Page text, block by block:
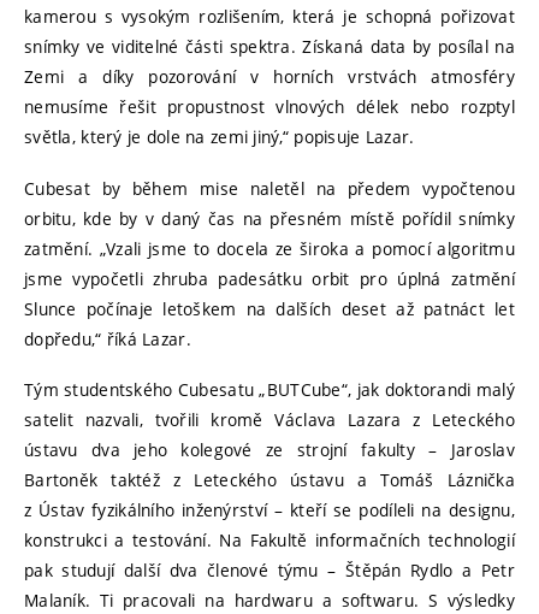
kamerou s vysokým rozlišením, která je schopná pořizovat
snímky ve viditelné části spektra. Získaná data by posílal na
Zemi a díky pozorování v horních vrstvách atmosféry
nemusíme řešit propustnost vlnových délek nebo rozptyl
světla, který je dole na zemi jiný,“ popisuje Lazar.
Cubesat by během mise naletěl na předem vypočtenou
orbitu, kde by v daný čas na přesném místě pořídil snímky
zatmění. „Vzali jsme to docela ze široka a pomocí algoritmu
jsme vypočetli zhruba padesátku orbit pro úplná zatmění
Slunce počínaje letoškem na dalších deset až patnáct let
dopředu,“ říká Lazar.
Tým studentského Cubesatu „BUTCube“, jak doktorandi malý
satelit nazvali, tvořili kromě Václava Lazara z Leteckého
ústavu dva jeho kolegové ze strojní fakulty – Jaroslav
Bartoněk taktéž z Leteckého ústavu a Tomáš Láznička
z Ústav fyzikálního inženýrství – kteří se podíleli na designu,
konstrukci a testování. Na Fakultě informačních technologií
pak studují další dva členové týmu – Štěpán Rydlo a Petr
Malaník. Ti pracovali na hardwaru a softwaru. S výsledky